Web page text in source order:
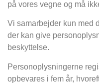
på vores vegne og må
Vi samarbejder kun med
der kan give
beskyttelse.
Personoplysningerne
opbevares i fem år,